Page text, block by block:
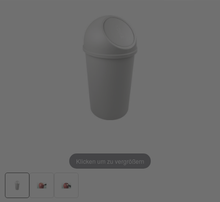
Klicken um zu vergrößern